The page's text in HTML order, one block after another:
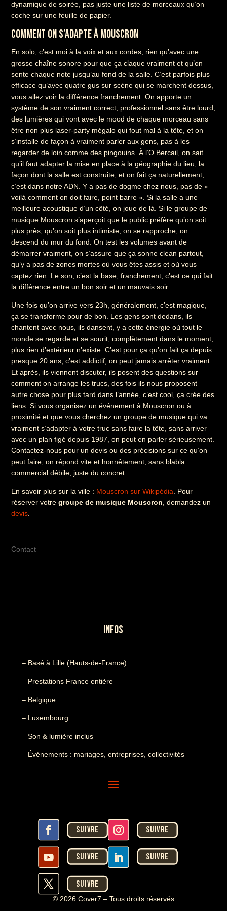
dynamique de soirée, pas juste une liste de morceaux qu’on
coche sur une feuille de papier.
COMMENT ON S’ADAPTE À MOUSCRON
En solo, c’est moi à la voix et aux cordes, rien qu’avec une
grosse chaîne sonore pour que ça claque vraiment et qu’on
sente chaque note jusqu’au fond de la salle. C’est parfois plus
efficace qu’avec quatre gus sur scène qui se marchent dessus,
vous allez voir la différence franchement. On apporte un
système de son vraiment correct, professionnel sans être lourd,
des lumières qui vont avec le mood de chaque morceau sans
être non plus laser-party mégalo qui fout mal à la tête, et on
s’installe de façon à vraiment parler aux gens, pas à les
regarder de loin comme des pingouins. À l’O Bercail, on sait
qu’il faut adapter la mise en place à la géographie du lieu, la
façon dont la salle est construite, et on fait ça naturellement,
c’est dans notre ADN. Y a pas de dogme chez nous, pas de «
voilà comment on doit faire, point barre ». Si la salle a une
meilleure acoustique d’un côté, on joue de là. Si le groupe de
musique Mouscron s’aperçoit que le public préfère qu’on soit
plus près, qu’on soit plus intimiste, on se rapproche, on
descend du mur du fond. On test les volumes avant de
démarrer vraiment, on s’assure que ça sonne clean partout,
qu’y a pas de zones mortes où vous êtes assis et où vous
captez rien. Le son, c’est la base, franchement, c’est ce qui fait
la différence entre un bon soir et un mauvais soir.
Une fois qu’on arrive vers 23h, généralement, c’est magique,
ça se transforme pour de bon. Les gens sont dedans, ils
chantent avec nous, ils dansent, y a cette énergie où tout le
monde se regarde et se sourit, complètement dans le moment,
plus rien d’extérieur n’existe. C’est pour ça qu’on fait ça depuis
presque 20 ans, c’est addictif, on peut jamais arrêter vraiment.
Et après, ils viennent discuter, ils posent des questions sur
comment on arrange les trucs, des fois ils nous proposent
autre chose pour plus tard dans l’année, c’est cool, ça crée des
liens. Si vous organisez un événement à Mouscron ou à
proximité et que vous cherchez un groupe de musique qui va
vraiment s’adapter à votre truc sans faire la tête, sans arriver
avec un plan figé depuis 1987, on peut en parler sérieusement.
Contactez-nous pour un devis ou des précisions sur ce qu’on
peut faire, on répond vite et honnêtement, sans blabla
commercial débile, juste du concret.
En savoir plus sur la ville : Mouscron sur Wikipédia . Pour
réserver votregroupe de musique Mouscron , demandez un
devis
Contact
INFOS
– Basé à Lille (Hauts-de-France)
– Prestations France entière
– Belgique
– Luxembourg
– Son & lumière inclus
– Événements : mariages, entreprises, collectivités
Suivre Suivre
Suivre Suivre
Suivre
© 2026 Cover7 – Tous droits réservés